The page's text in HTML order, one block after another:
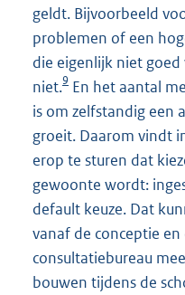
geldt. Bijvoorbeeld
problemen of een
die eigenlijk niet
niet.9 En het aantal
is om zelfstandig een
groeit. Daarom vindt
erop te sturen dat
gewoonte wordt:
default keuze. Dat
vanaf de conceptie
consultatiebureau
bouwen tijdens de